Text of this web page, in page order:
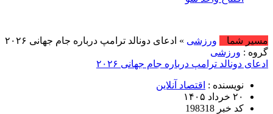
مسیر شما
ورزشی » ادعای دونالد ترامپ درباره جام جهانی ۲۰۲۶
گروه : ورزشی
ادعای دونالد ترامپ درباره جام جهانی ۲۰۲۶
نویسنده : اقتصاد آنلاین
۲۰ خرداد ۱۴۰۵
کد خبر 198318